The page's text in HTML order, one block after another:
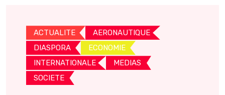
ACTUALITE
AERONAUTIQUE
DIASPORA
ECONOMIE
INTERNATIONALE
MEDIAS
SOCIETE